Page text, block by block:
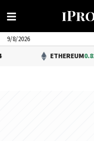
9/8/2026
ETHEREUM0.82%$1,913.21